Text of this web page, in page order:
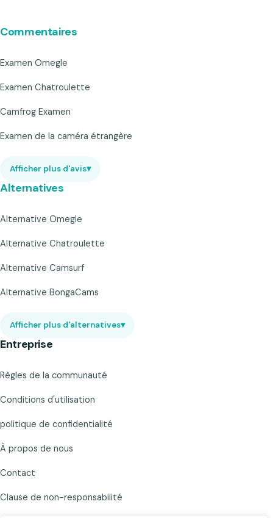
Commentaires
Examen Omegle
Examen Chatroulette
Camfrog Examen
Examen de la caméra étrangère
Afficher plus d'avis▾
Alternatives
Alternative Omegle
Alternative Chatroulette
Alternative Camsurf
Alternative BongaCams
Afficher plus d'alternatives▾
Entreprise
Règles de la communauté
Conditions d'utilisation
politique de confidentialité
À propos de nous
Contact
Clause de non-responsabilité